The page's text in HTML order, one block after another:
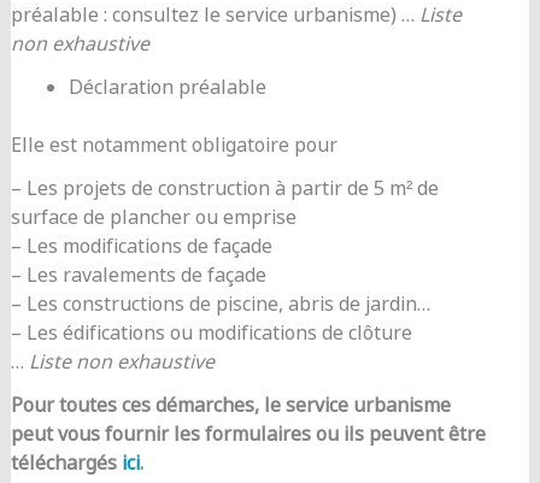
préalable : consultez le service urbanisme) … Liste
non exhaustive
Déclaration préalable
Elle est notamment obligatoire pour
– Les projets de construction à partir de 5 m² de
surface de plancher ou emprise
– Les modifications de façade
– Les ravalements de façade
– Les constructions de piscine, abris de jardin…
– Les édifications ou modifications de clôture
… Liste non exhaustive
Pour toutes ces démarches, le service urbanisme
peut vous fournir les formulaires ou ils peuvent être
téléchargés ici.